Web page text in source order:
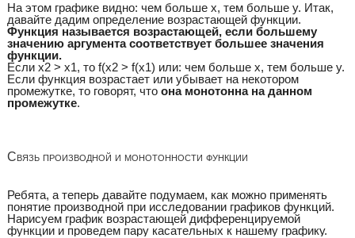
На этом графике видно: чем больше x, тем больше y. Итак,
давайте дадим определение возрастающей функции.
Функция называется возрастающей, если большему
значению аргумента соответствует большее значения
функции.
Если x2 > x1, то f(x2 > f(x1) или: чем больше x, тем больше y.
Если функция возрастает или убывает на некотором
промежутке, то говорят, что она монотонна на данном
промежутке.
Связь производной и монотонности функции
Ребята, а теперь давайте подумаем, как можно применять
понятие производной при исследовании графиков функций.
Нарисуем график возрастающей дифференцируемой
функции и проведем пару касательных к нашему графику.